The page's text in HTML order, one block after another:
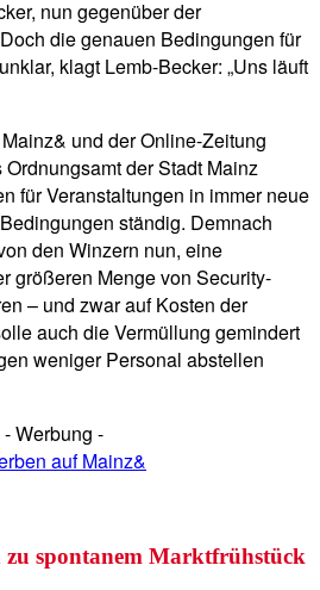
nun gegenüber der
die genauen Bedingungen für
klagt Lemb-Becker: „Uns läuft
und der Online-Zeitung
der Stadt Mainz
für Veranstaltungen in immer neue
ständig. Demnach
den Winzern nun, eine
größeren Menge von Security-
– und zwar auf Kosten der
auch die Vermüllung gemindert
weniger Personal abstellen
- Werbung -
zu spontanem Marktfrühstück